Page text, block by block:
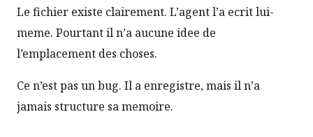
Le fichier existe clairement. L’agent l’a ecrit lui-
meme. Pourtant il n’a aucune idee de
l’emplacement des choses.
Ce n’est pas un bug. Il a enregistre, mais il n’a
jamais structure sa memoire.